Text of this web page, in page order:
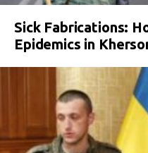
Sick Fabrications:
Epidemics in